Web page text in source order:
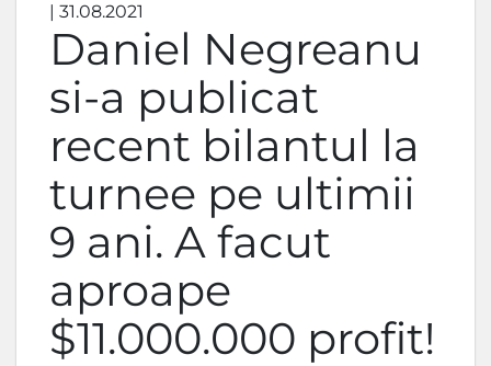
| 31.08.2021
Daniel Negreanu
si-a publicat
recent bilantul la
turnee pe ultimii
9 ani. A facut
aproape
$11.000.000 profit!